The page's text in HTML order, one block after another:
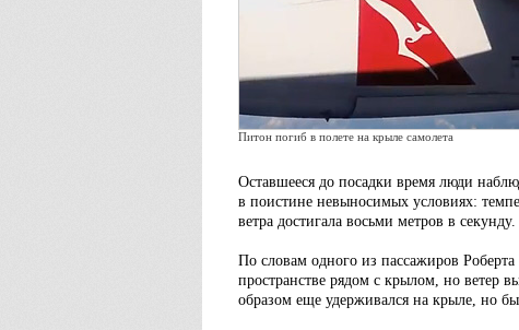
Питон погиб в полете на крыле самолета
Оставшееся до посадки время люди
в поистине невыносимых условиях:
ветра достигала восьми метров в секунду.
По словам одного из пассажиров Роберта
пространстве рядом с крылом, но ветер
образом еще удерживался на крыле, но